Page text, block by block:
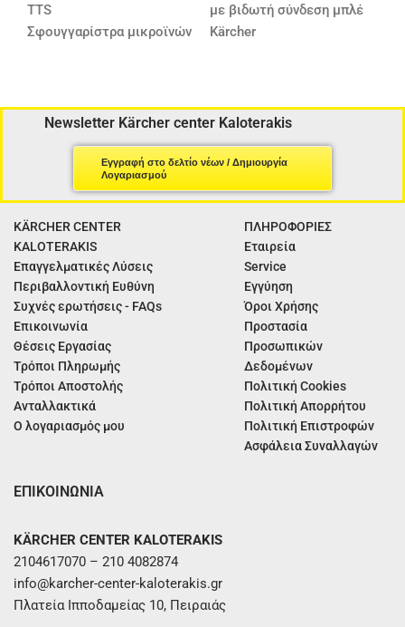
TTS
Σφουγγαρίστρα μικροϊνών
με βιδωτή σύνδεση μπλέ
Kärcher
Newsletter Kärcher center Kaloterakis
Εγγραφή στο δελτίο νέων / Δημιουργία
Λογαριασμού
KÄRCHER CENTER
KALOTERAKIS
Επαγγελματικές Λύσεις
Περιβαλλοντική Ευθύνη
Συχνές ερωτήσεις - FAQs
Επικοινωνία
Θέσεις Εργασίας
Τρόποι Πληρωμής
Τρόποι Αποστολής
Ανταλλακτικά
Ο λογαριασμός μου
ΠΛΗΡΟΦΟΡΙΕΣ
Εταιρεία
Service
Εγγύηση
Όροι Χρήσης
Προστασία
Προσωπικών
Δεδομένων
Πολιτική Cookies
Πολιτική Απορρήτου
Πολιτική Επιστροφών
Ασφάλεια Συναλλαγών
ΕΠΙΚΟΙΝΩΝΙΑ
KÄRCHER CENTER KALOTERAKIS
2104617070 – 210 4082874
info@karcher-center-kaloterakis.gr
Πλατεία Ιπποδαμείας 10, Πειραιάς